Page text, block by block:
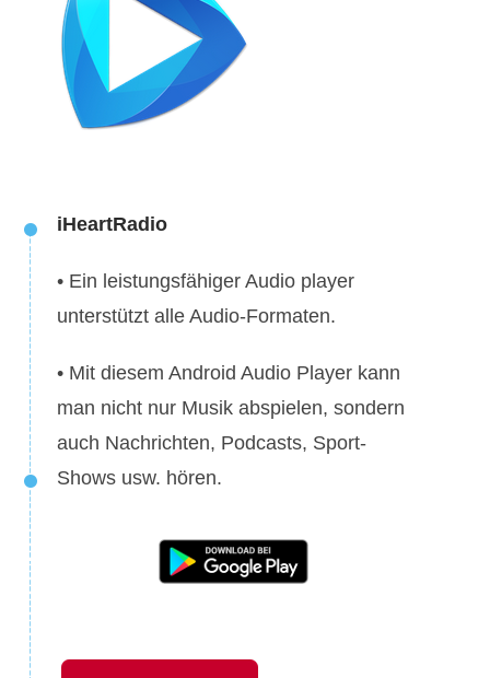
iHeartRadio
• Ein leistungsfähiger Audio player
unterstützt alle Audio-Formaten.
• Mit diesem Android Audio Player kann
man nicht nur Musik abspielen, sondern
auch Nachrichten, Podcasts, Sport-
Shows usw. hören.